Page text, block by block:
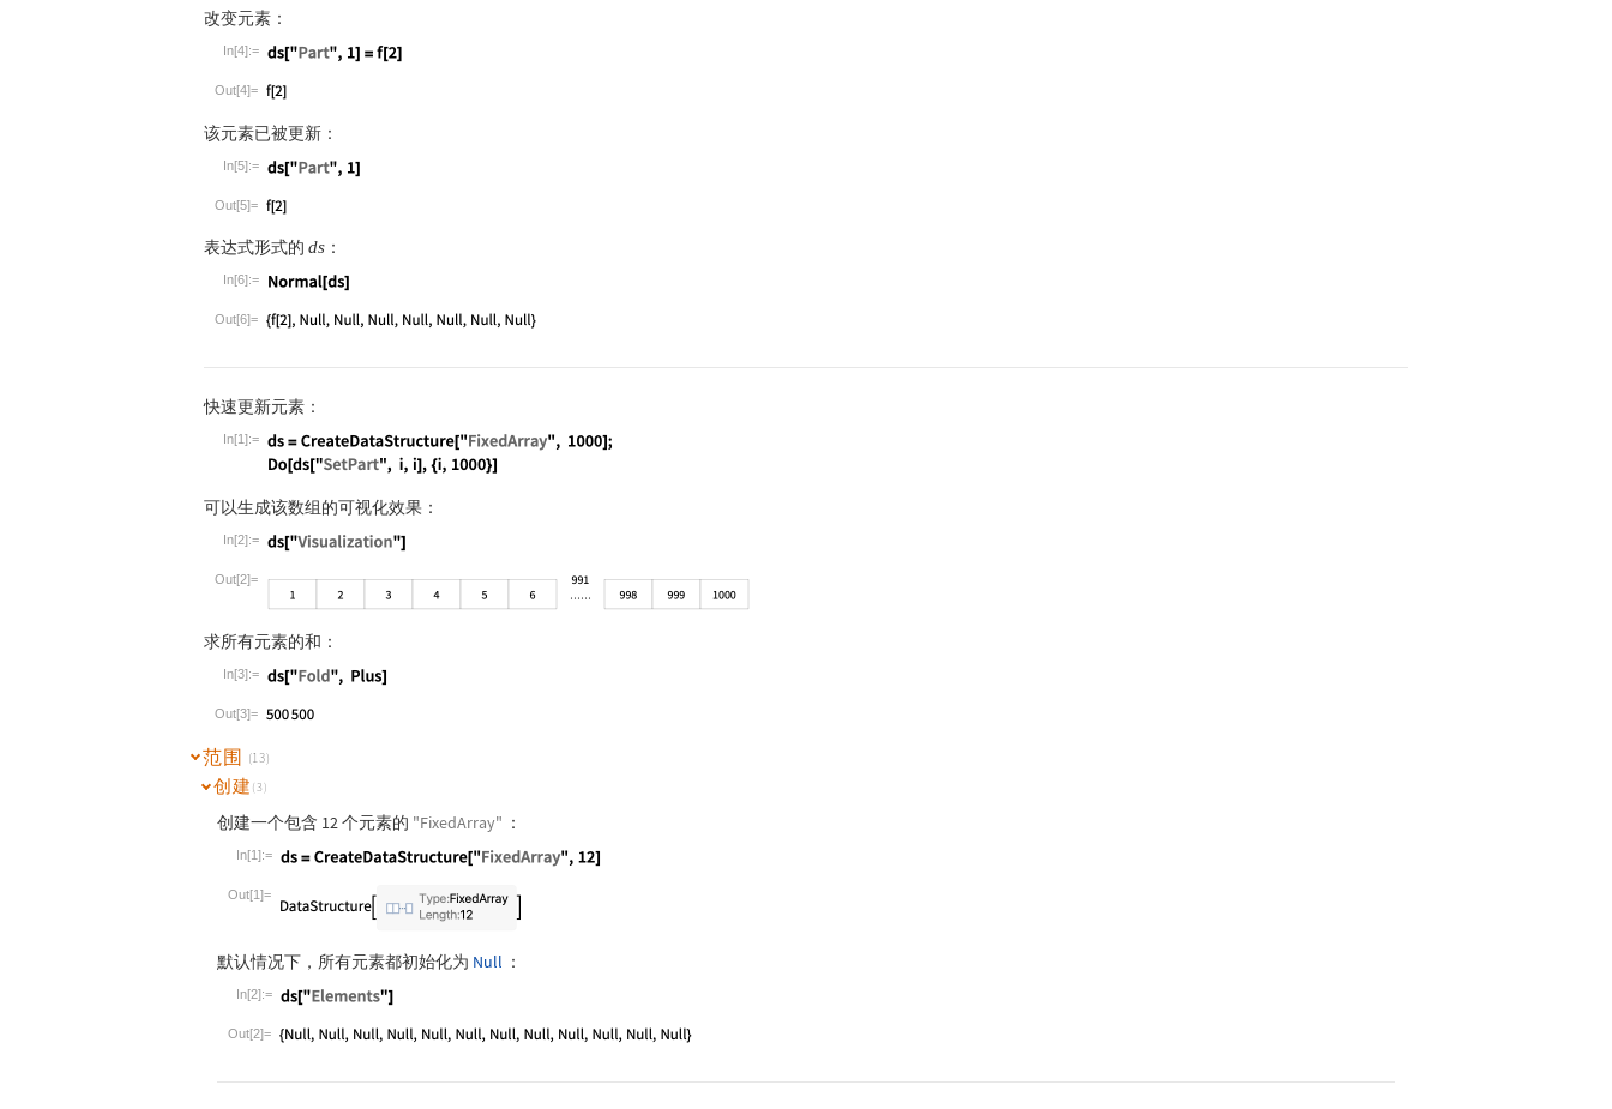
改变元素：
In[4]:=
Wolfram Language code:
Out[4]=
该元素已被更新：
In[5]:=
Wolfram Language code:
Out[5]=
表达式形式的 ds：
In[6]:=
Wolfram Language code:Normal[ds]
Out[6]=
快速更新元素：
In[1]:=
Wolfram Language code:ds = CreateDataStructure["FixedArray", 1000]; Do[ds["SetPart", i, i], {i, 1000}]
可以生成该数组的可视化效果：
In[2]:=
Wolfram Language code:
Out[2]=
求所有元素的和：
In[3]:=
Wolfram Language code:
Out[3]=
范围 (13)
创建 (3)
创建一个包含 12 个元素的 "FixedArray" ：
In[1]:=
Wolfram Language code:
Out[1]=
默认情况下，所有元素都初始化为 Null ：
In[2]:=
Wolfram Language code:ds["Elements"]
Out[2]=